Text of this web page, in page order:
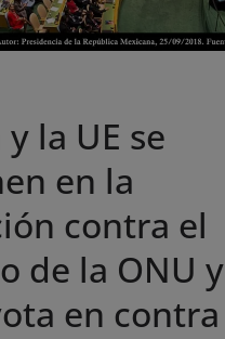
la UE se
en la
contra el
de la ONU y
en contra